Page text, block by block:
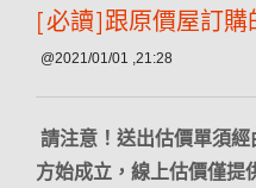
[必讀]跟原價屋訂購
@2021/01/01 ,21:28
請注意！送出估價單須
方始成立，線上估價僅提